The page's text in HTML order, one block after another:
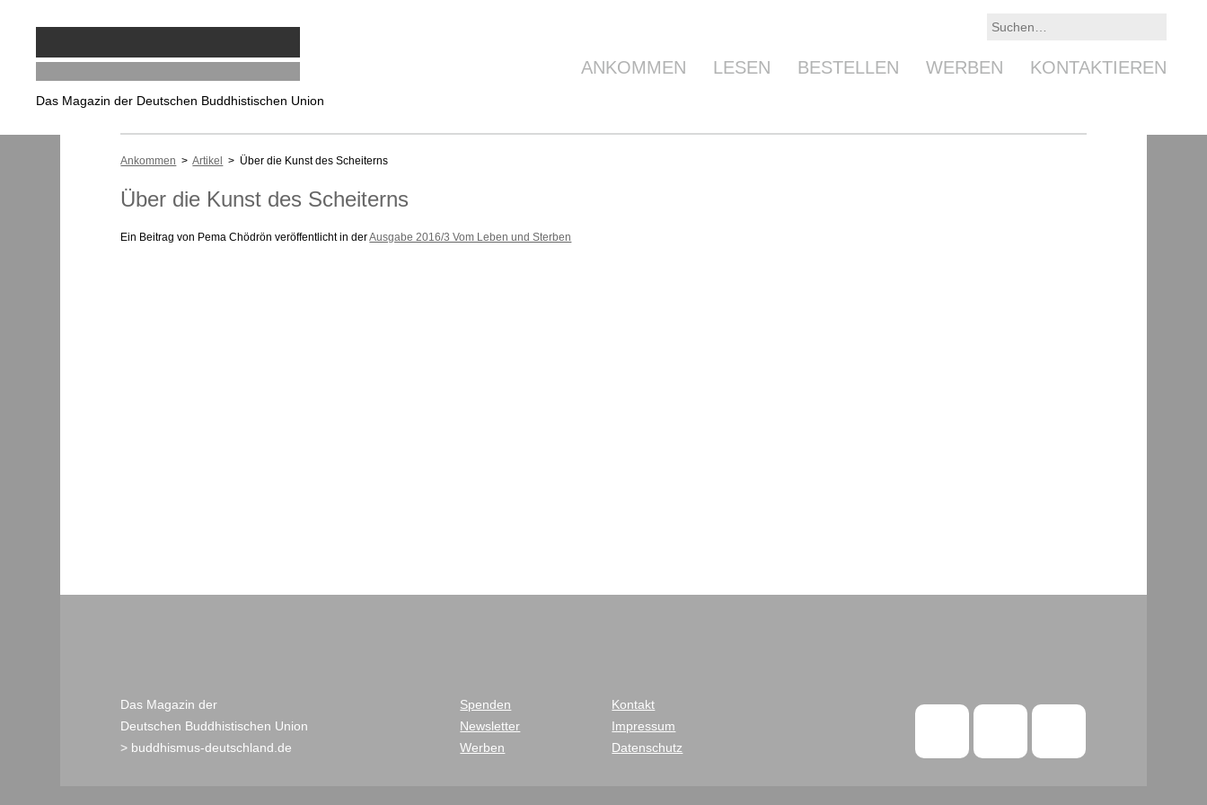
Das Magazin der Deutschen Buddhistischen Union
ANKOMMEN LESEN BESTELLEN WERBEN KONTAKTIEREN
Ankommen >Artikel > Über die Kunst des Scheiterns
Über die Kunst des Scheiterns
Ein Beitrag von Pema Chödrön veröffentlicht in derAusgabe 2016/3 Vom Leben und Sterben
Das Magazin der
Deutschen Buddhistischen Union
> buddhismus-deutschland.de
Spenden
Newsletter
Werben
Kontakt
Impressum
Datenschutz